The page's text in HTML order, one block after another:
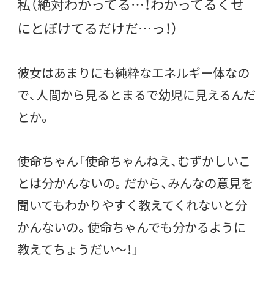
にとぼけてるだけだ…っ！）
彼女はあまりにも純粋なエネルギー体なの
で、人間から見るとまるで幼児に見えるんだ
とか。
使命ちゃん「使命ちゃんねえ、むずかしいこ
とは分かんないの。だから、みんなの意見を
聞いてもわかりやすく教えてくれないと分
かんないの。使命ちゃんでも分かるように
教えてちょうだい〜！」